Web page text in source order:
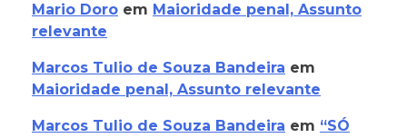
Mario Doro em Maioridade penal, Assunto
relevante
Marcos Tulio de Souza Bandeira em
Maioridade penal, Assunto relevante
Marcos Tulio de Souza Bandeira em “SÓ